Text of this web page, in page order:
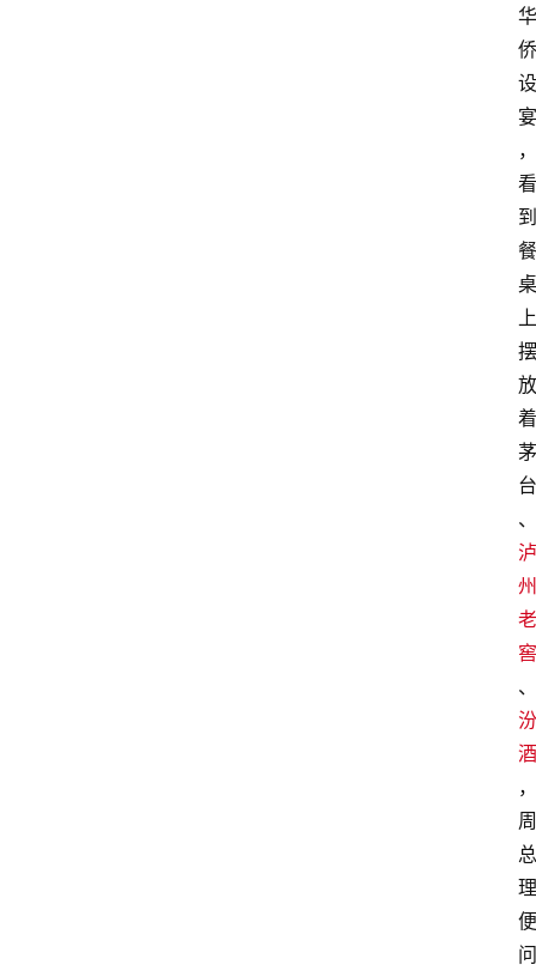
华
侨
设
宴
，
看
到
餐
桌
上
摆
放
着
茅
台
、
泸
州
老
窖
、
汾
酒
，
周
总
理
便
问